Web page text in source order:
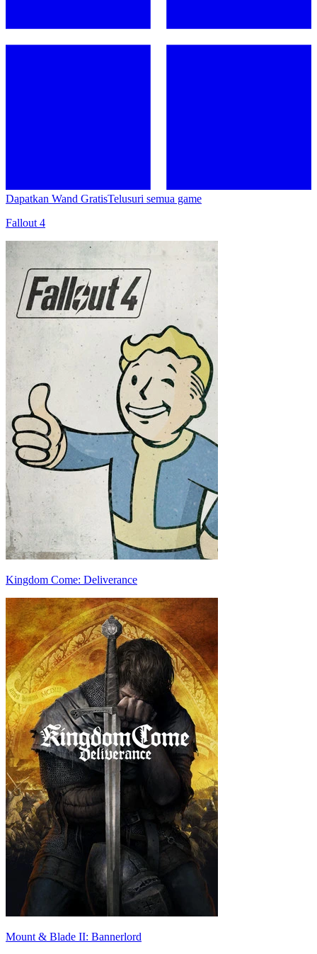
Dapatkan Wand GratisTelusuri semua game
Fallout 4
Kingdom Come: Deliverance
Mount & Blade II: Bannerlord